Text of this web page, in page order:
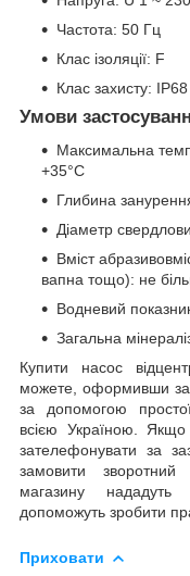
Частота: 50 Гц
Клас ізоляції: F
Клас захисту: IP68
Умови
Максимальна
+35°C
Глибина
Діаметр
Вміст
вапна тощо): не
Водневий
Загальна
Купити насос
можете, оформивши
за допомогою
всією Україною.
зателефонувати за
замовити зворотний
магазину
допоможуть зробити
Приховати